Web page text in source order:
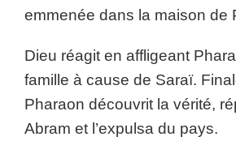
emmenée dans la maison de
Dieu réagit en affligeant
famille à cause de Saraï.
Pharaon découvrit la vérité,
Abram et l’expulsa du pays.